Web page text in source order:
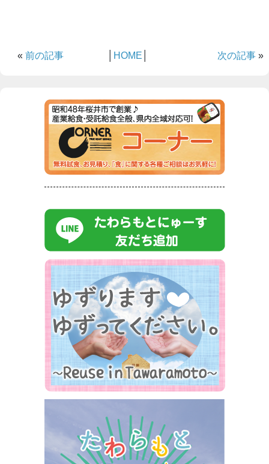
« 前の記事 HOME 次の記事 »